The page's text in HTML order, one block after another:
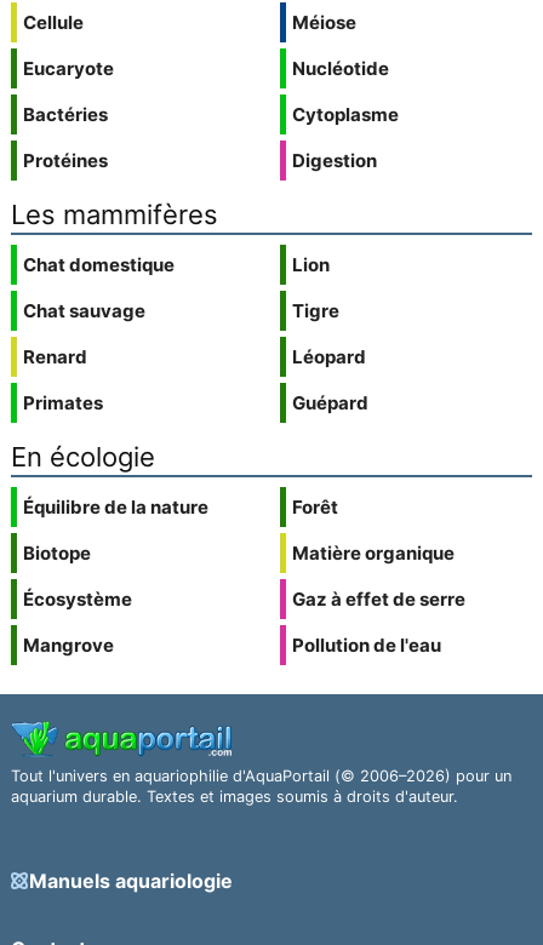
Cellule
Eucaryote
Bactéries
Protéines
Méiose
Nucléotide
Cytoplasme
Digestion
Les mammifères
Chat domestique
Chat sauvage
Renard
Primates
Lion
Tigre
Léopard
Guépard
En écologie
Équilibre de la nature
Biotope
Écosystème
Mangrove
Forêt
Matière organique
Gaz à effet de serre
Pollution de l'eau
Tout l'univers en aquariophilie d'AquaPortail (© 2006–2026) pour un
aquarium durable. Textes et images soumis à droits d'auteur.
Manuels aquariologie